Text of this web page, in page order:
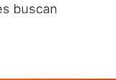
buscan